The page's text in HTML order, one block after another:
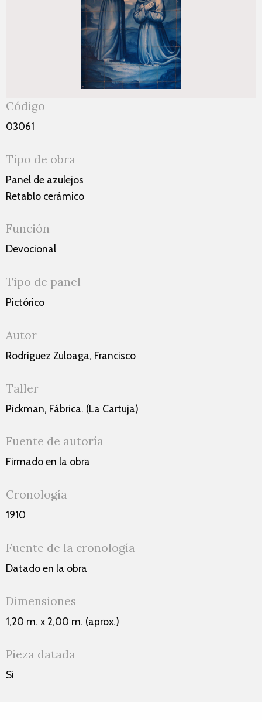
Código
03061
Tipo de obra
Panel de azulejos
Retablo cerámico
Función
Devocional
Tipo de panel
Pictórico
Autor
Rodríguez Zuloaga, Francisco
Taller
Pickman, Fábrica. (La Cartuja)
Fuente de autoría
Firmado en la obra
Cronología
1910
Fuente de la cronología
Datado en la obra
Dimensiones
1,20 m. x 2,00 m. (aprox.)
Pieza datada
Si